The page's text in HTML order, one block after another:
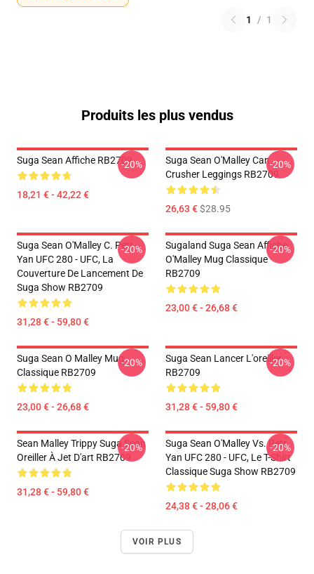
1 / 1
Produits les plus vendus
Suga Sean Affiche RB2709
18,21 € - 42,22 €
-20%
Suga Sean O'Malley Can
Crusher Leggings RB2709
26,63 €$28.95
-20%
Suga Sean O'Malley C. Petr
Yan UFC 280 - UFC, La
Couverture De Lancement De
Suga Show RB2709
31,28 € - 59,80 €
-20%
Sugaland Suga Sean Affiche
O'Malley Mug Classique
RB2709
23,00 € - 26,68 €
-20%
Suga Sean O Malley Mug
Classique RB2709
23,00 € - 26,68 €
-20%
Suga Sean Lancer L'oreiller
RB2709
31,28 € - 59,80 €
-20%
Sean Malley Trippy Suga Sean
Oreiller À Jet D'art RB2709
31,28 € - 59,80 €
-20%
Suga Sean O'Malley Vs. Petr
Yan UFC 280 - UFC, Le T-Shirt
Classique Suga Show RB2709
24,38 € - 28,06 €
-20%
VOIR PLUS